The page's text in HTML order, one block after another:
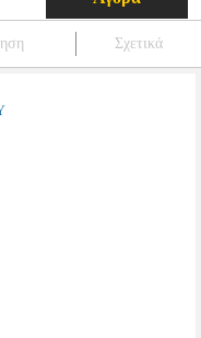
Σχετικά